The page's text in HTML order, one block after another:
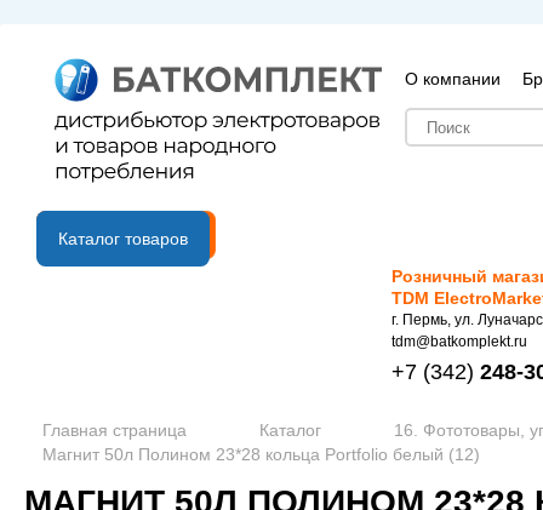
О компании
B2B портал
Каталог товаров
Розничный
TDM
г. Пермь, ул.
tdm@batkomplekt.ru
+7 (342) 248-
Главная страница Каталог
16. Фототовары,
Магнит 50л Полином 23*28 кольца Portfolio белый (12)
МАГНИТ 50Л ПОЛИНОМ 23*28